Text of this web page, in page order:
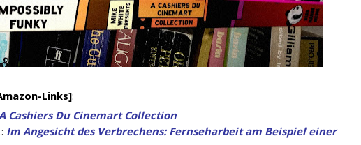
Links]:
Cashiers Du Cinemart Collection
Im Angesicht des Verbrechens: Fernseharbeit am Beispiel einer